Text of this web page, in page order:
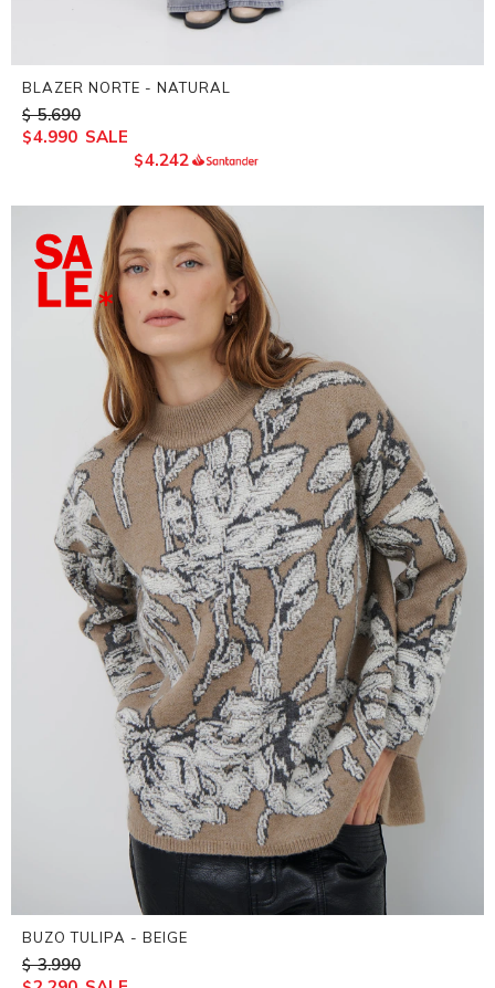
BLAZER NORTE - NATURAL
$ 5.690
$4.990
$4.242
BUZO TULIPA - BEIGE
$ 3.990